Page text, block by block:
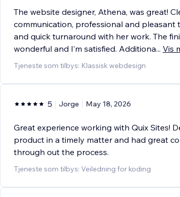
The website designer, Athena, was great!
communication, professional and pleasant
and quick turnaround with her work. The
wonderful and I’m satisfied. Additiona... Vis
Tjeneste som tilbys: Klassisk webdesign
5 Jorge May 18, 2026
Great experience working with Quix Sites!
product in a timely matter and had great
through out the process.
Tjeneste som tilbys: Veiledning for koding